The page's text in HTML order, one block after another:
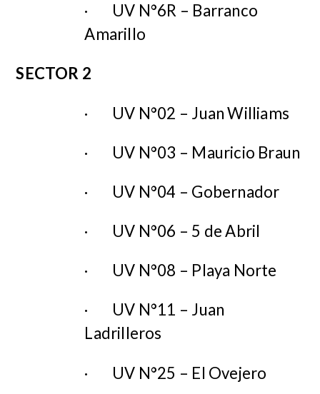
· UV N°6R – Barranco
Amarillo
SECTOR 2
· UV N°02 – Juan Williams
· UV N°03 – Mauricio Braun
· UV N°04 – Gobernador
· UV N°06 – 5 de Abril
· UV N°08 – Playa Norte
· UV N°11 – Juan
Ladrilleros
· UV N°25 – El Ovejero